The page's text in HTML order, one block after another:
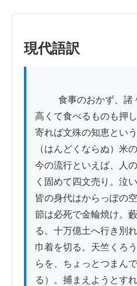
現代語訳
高くて食べるものも押
寄れば文殊の知恵とい
（はんどくならぬ）米
今の流行といえば、人
く固めて四文売り。泣
皆の身代はからっぽの
節は必死で金輪焼け。
る。十万億土へ行き別
巾着を切る。天竺くろ
らを、ちょっとつまん
る）。捕まえようとす